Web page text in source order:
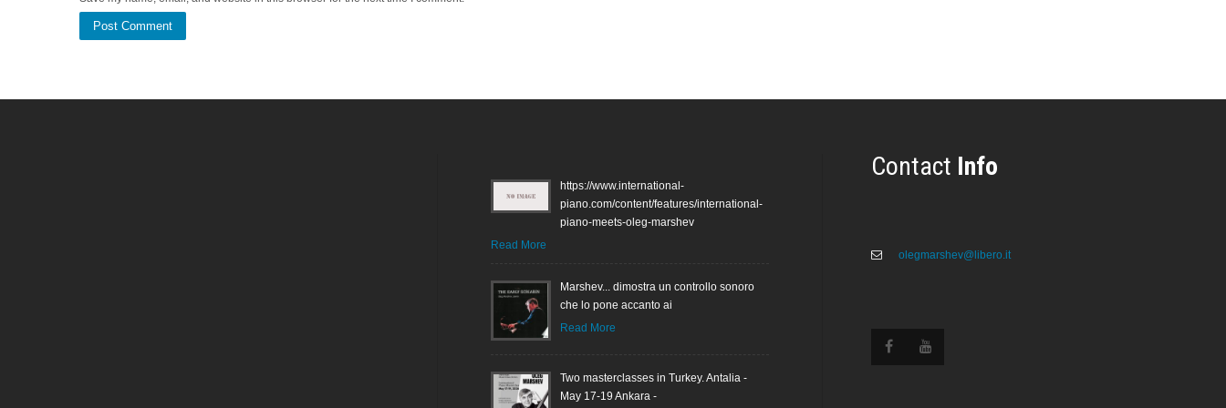
https://www.international-
piano.com/content/features/international-
piano-meets-oleg-marshev
Read More
Marshev... dimostra un controllo sonoro
che lo pone accanto ai
Read More
Two masterclasses in Turkey. Antalia -
May 17-19 Ankara -
Contact Info
olegmarshev@libero.it